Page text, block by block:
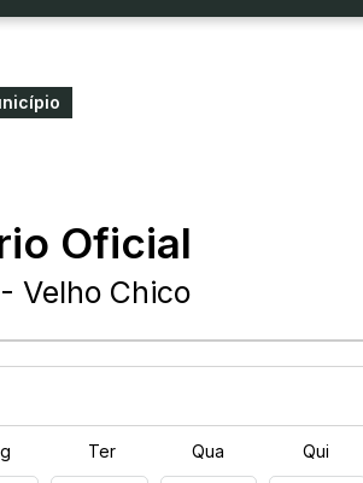
Oficial
Velho Chico
Ter Qua Qui